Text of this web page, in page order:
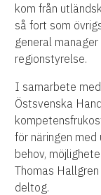
kom från
så fort som
general
regionstyrelse.
I samarbete
Östsvenska
för näringen
behov,
Thomas
deltog.